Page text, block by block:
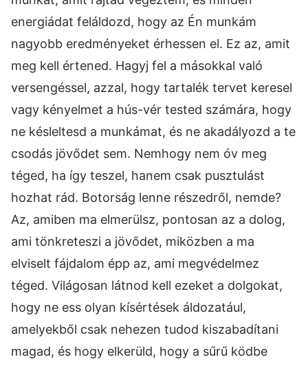
energiádat feláldozd, hogy az Én munkám
nagyobb eredményeket érhessen el. Ez az, amit
meg kell értened. Hagyj fel a másokkal való
versengéssel, azzal, hogy tartalék tervet keresel
vagy kényelmet a hús-vér tested számára, hogy
ne késleltesd a munkámat, és ne akadályozd a te
csodás jövődet sem. Nemhogy nem óv meg
téged, ha így teszel, hanem csak pusztulást
hozhat rád. Botorság lenne részedről, nemde?
Az, amiben ma elmerülsz, pontosan az a dolog,
ami tönkreteszi a jövődet, miközben a ma
elviselt fájdalom épp az, ami megvédelmez
téged. Világosan látnod kell ezeket a dolgokat,
hogy ne ess olyan kísértések áldozatául,
amelyekből csak nehezen tudod kiszabadítani
magad, és hogy elkerüld, hogy a sűrű ködbe